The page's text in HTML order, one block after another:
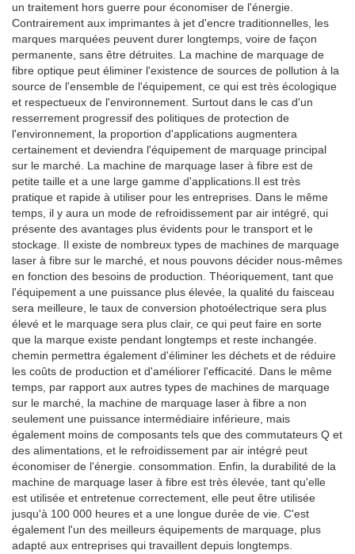
un traitement hors guerre pour économiser de l'énergie.
Contrairement aux imprimantes à jet d'encre traditionnelles, les
marques marquées peuvent durer longtemps, voire de façon
permanente, sans être détruites. La machine de marquage de
fibre optique peut éliminer l'existence de sources de pollution à la
source de l'ensemble de l'équipement, ce qui est très écologique
et respectueux de l'environnement. Surtout dans le cas d'un
resserrement progressif des politiques de protection de
l'environnement, la proportion d'applications augmentera
certainement et deviendra l'équipement de marquage principal
sur le marché. La machine de marquage laser à fibre est de
petite taille et a une large gamme d'applications.Il est très
pratique et rapide à utiliser pour les entreprises. Dans le même
temps, il y aura un mode de refroidissement par air intégré, qui
présente des avantages plus évidents pour le transport et le
stockage. Il existe de nombreux types de machines de marquage
laser à fibre sur le marché, et nous pouvons décider nous-mêmes
en fonction des besoins de production. Théoriquement, tant que
l'équipement a une puissance plus élevée, la qualité du faisceau
sera meilleure, le taux de conversion photoélectrique sera plus
élevé et le marquage sera plus clair, ce qui peut faire en sorte
que la marque existe pendant longtemps et reste inchangée.
chemin permettra également d'éliminer les déchets et de réduire
les coûts de production et d'améliorer l'efficacité. Dans le même
temps, par rapport aux autres types de machines de marquage
sur le marché, la machine de marquage laser à fibre a non
seulement une puissance intermédiaire inférieure, mais
également moins de composants tels que des commutateurs Q et
des alimentations, et le refroidissement par air intégré peut
économiser de l'énergie. consommation. Enfin, la durabilité de la
machine de marquage laser à fibre est très élevée, tant qu'elle
est utilisée et entretenue correctement, elle peut être utilisée
jusqu'à 100 000 heures et a une longue durée de vie. C'est
également l'un des meilleurs équipements de marquage, plus
adapté aux entreprises qui travaillent depuis longtemps.